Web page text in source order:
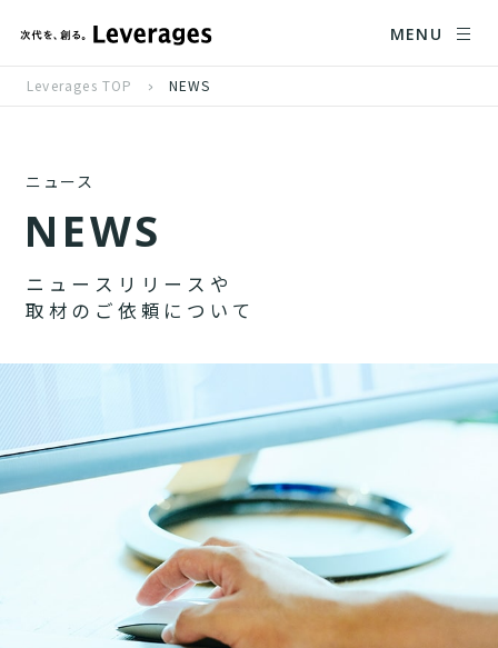
MENU
Leverages TOP NEWS
ニュース
NEWS
ニ ュ ー ス リ リ ー ス や
取 材 の ご 依 頼 に つ い て